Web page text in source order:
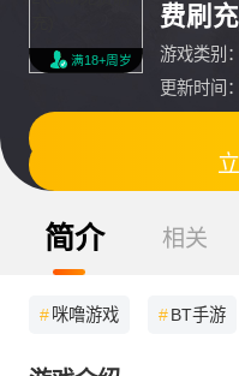
满18+周岁
费刷
游戏类别：
更新时间
简介 相关
#咪噜游戏 #BT手游